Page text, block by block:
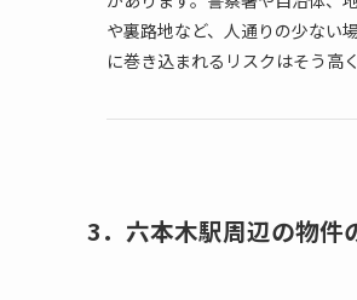
や裏路地など、人通りの少ない
に巻き込まれるリスクはそう高
3．六本木駅周辺の物件